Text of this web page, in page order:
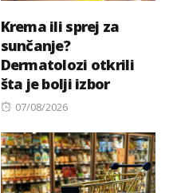
Krema ili sprej za
sunčanje?
Dermatolozi otkrili
šta je bolji izbor
Posted
07/08/2026